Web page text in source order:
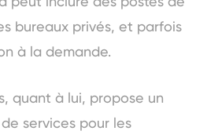
bureaux privés, et parfois
à la demande.
quant à lui, propose un
services pour les